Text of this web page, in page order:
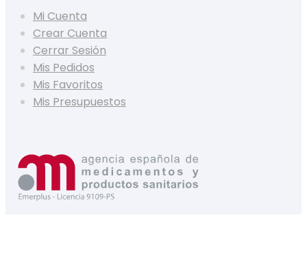
Mi Cuenta
Crear Cuenta
Cerrar Sesión
Mis Pedidos
Mis Favoritos
Mis Presupuestos